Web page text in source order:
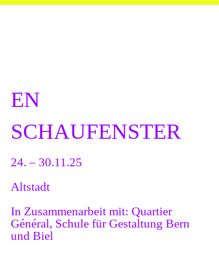
EN
SCHAUFENSTER
24. – 30.11.25
Altstadt
In Zusammenarbeit mit: Quartier
Général, Schule für Gestaltung Bern
und Biel